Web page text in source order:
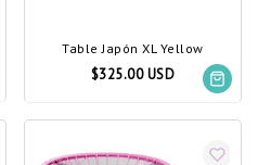
Table Japón XL Yellow
$325.00 USD